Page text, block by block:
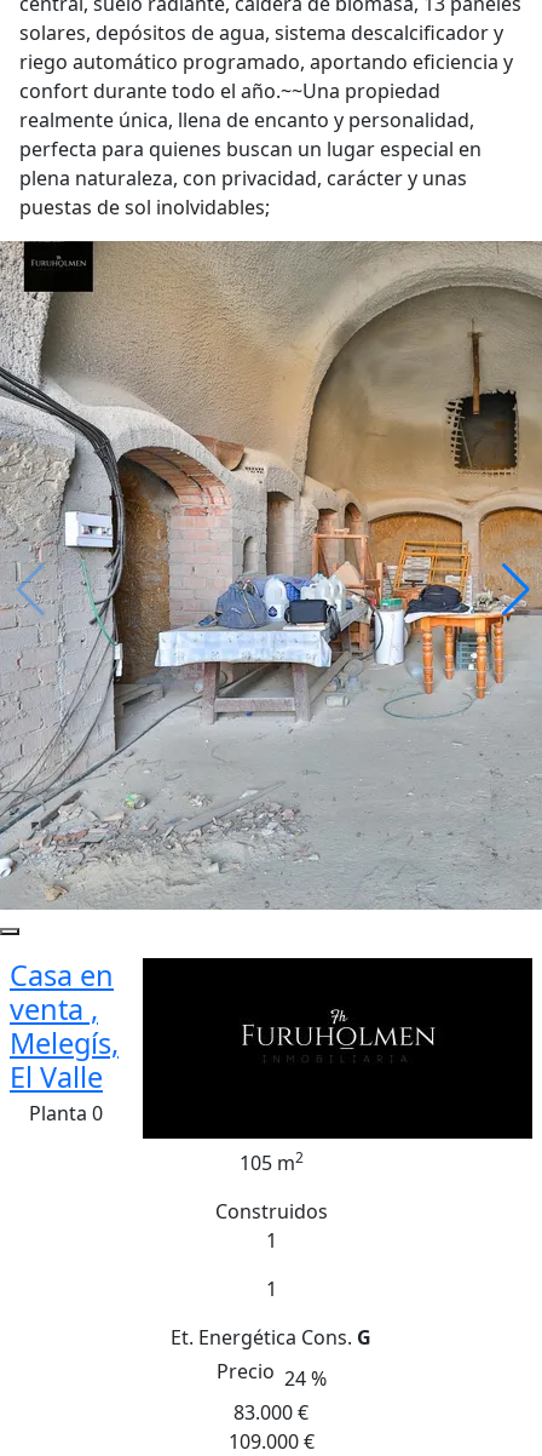
solares, depósitos de agua, sistema descalcificador y
riego automático programado, aportando eficiencia y
confort durante todo el año.~~Una propiedad
realmente única, llena de encanto y personalidad,
perfecta para quienes buscan un lugar especial en
plena naturaleza, con privacidad, carácter y unas
puestas de sol inolvidables;
Casa en
venta ,
Melegís,
El Valle
Planta 0
105 m2
Construidos
1
1
Et. Energética Cons. G
Precio 24 %
83.000 €
109.000 €